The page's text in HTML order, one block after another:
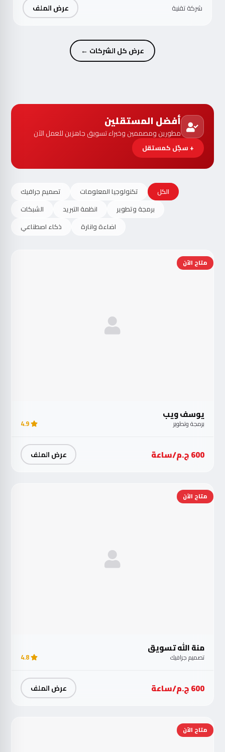
شركة تقنية عرض الملف
عرض كل الشركات ←
أفضل المستقلين
مطورين ومصممين وخبراء تسويق جاهزين للعمل الآن
+ سجّل كمستقل
الكل تكنولوجيا المعلومات
تصميم جرافيك
برمجة وتطوير
انظمة التبريد
الشبكات
اضاءة وانارة
ذكاء اصطناعي
متاح الآن
يوسف ويب
برمجة وتطوير 4.9
600 ج.م/ساعة عرض الملف
متاح الآن
منة الله تسويق
تصميم جرافيك 4.8
600 ج.م/ساعة عرض الملف
متاح الآن